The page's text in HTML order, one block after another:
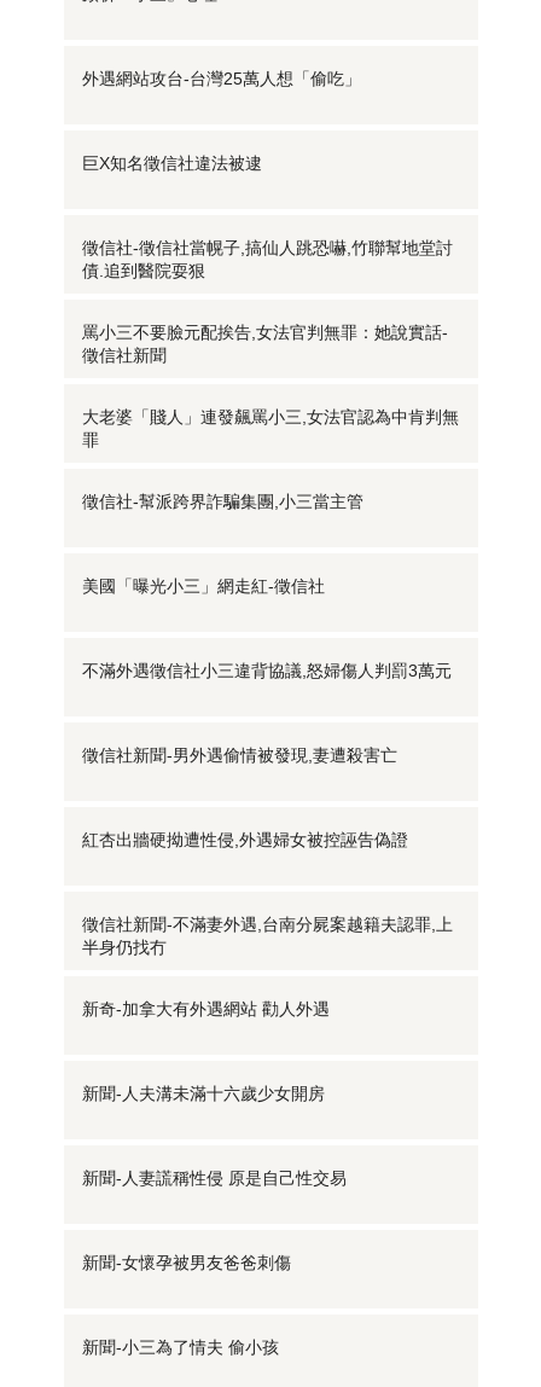
外遇網站攻台-台灣25萬人想「偷吃」
巨X知名徵信社違法被逮
徵信社-徵信社當幌子,搞仙人跳恐嚇,竹聯幫地堂討
債.追到醫院耍狠
罵小三不要臉元配挨告,女法官判無罪：她說實話-
徵信社新聞
大老婆「賤人」連發飆罵小三,女法官認為中肯判無
罪
徵信社-幫派跨界詐騙集團,小三當主管
美國「曝光小三」網走紅-徵信社
不滿外遇徵信社小三違背協議,怒婦傷人判罰3萬元
徵信社新聞-男外遇偷情被發現,妻遭殺害亡
紅杏出牆硬拗遭性侵,外遇婦女被控誣告偽證
徵信社新聞-不滿妻外遇,台南分屍案越籍夫認罪,上
半身仍找冇
新奇-加拿大有外遇網站 勸人外遇
新聞-人夫溝未滿十六歲少女開房
新聞-人妻謊稱性侵 原是自己性交易
新聞-女懷孕被男友爸爸刺傷
新聞-小三為了情夫 偷小孩